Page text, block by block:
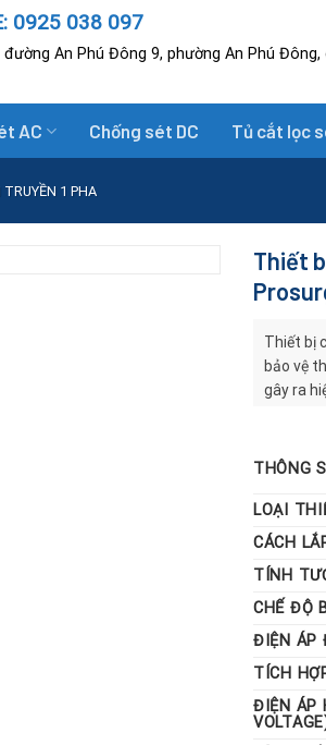
0925 038 097
đường An Phú Đông 9, phường An Phú
AC Chống sét DC Tủ cắt lọc
1 PHA
Thiết
Thiết bị
bảo vệ
gây ra
màn
thống
được
THÔNG
LOẠI
CÁCH
TÍNH
CHẾ ĐỘ
ĐIỆN ÁP
TÍCH
ĐIỆN ÁP